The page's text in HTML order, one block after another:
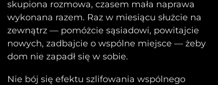
skupiona rozmowa, czasem mała naprawa
wykonana razem. Raz w miesiącu służcie na
zewnątrz — pomóżcie sąsiadowi, powitajcie
nowych, zadbajcie o wspólne miejsce — żeby
dom nie zapadł się w sobie.
Nie bój się efektu szlifowania wspólnego